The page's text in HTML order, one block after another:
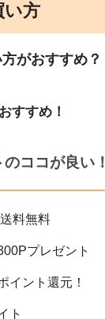
い方
がおすすめ？
すすめ！
ココが良い！
料無料
プレゼント
イント還元！
ト